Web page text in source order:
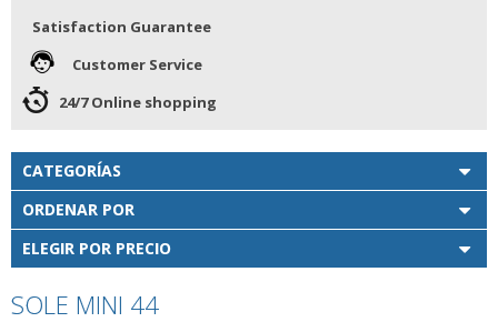
Satisfaction Guarantee
Customer Service
24/7 Online shopping
CATEGORÍAS
ORDENAR POR
ELEGIR POR PRECIO
SOLE MINI 44